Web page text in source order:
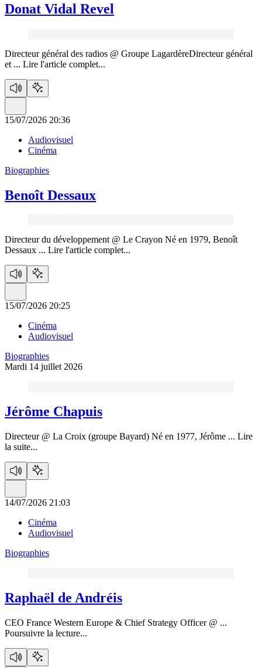
Donat Vidal Revel
Directeur général des radios @ Groupe LagardèreDirecteur général
et ... Lire l'article complet...
15/07/2026 20:36
Audiovisuel
Cinéma
Biographies
Benoît Dessaux
Directeur du développement @ Le Crayon Né en 1979, Benoît
Dessaux ... Lire l'article complet...
15/07/2026 20:25
Cinéma
Audiovisuel
Biographies
Mardi 14 juillet 2026
Jérôme Chapuis
Directeur @ La Croix (groupe Bayard) Né en 1977, Jérôme ... Lire
la suite...
14/07/2026 21:03
Cinéma
Audiovisuel
Biographies
Raphaël de Andréis
CEO France Western Europe & Chief Strategy Officer @ ...
Poursuivre la lecture...